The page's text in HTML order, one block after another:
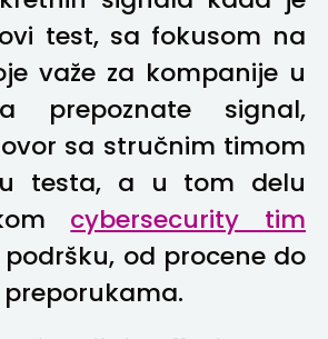
test, sa fokusom na
važe za kompanije u
prepoznate signal,
sa stručnim timom
testa, a u tom delu
cybersecurity tim
od procene do